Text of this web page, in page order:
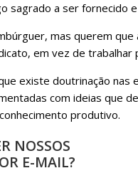
sagrado a ser fornecido
mas querem
em vez de trabalhar
existe doutrinação nas
com ideias que
produtivo.
NOSSOS
E-MAIL?